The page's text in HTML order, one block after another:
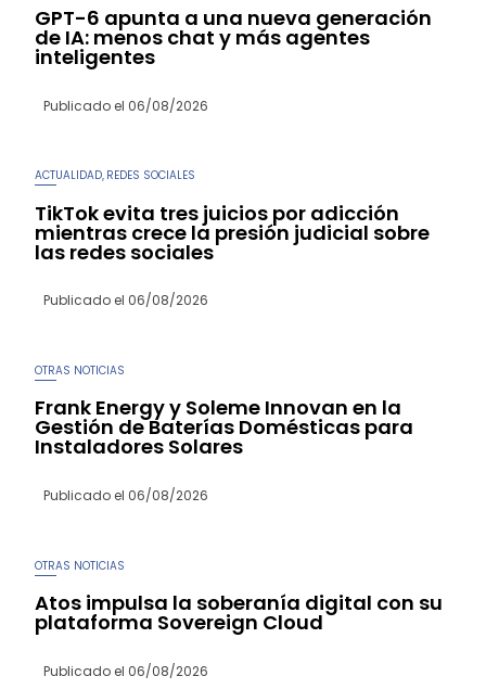
GPT-6 apunta a una nueva generación
de IA: menos chat y más agentes
inteligentes
Publicado el 06/08/2026
ACTUALIDAD, REDES SOCIALES
TikTok evita tres juicios por adicción
mientras crece la presión judicial sobre
las redes sociales
Publicado el 06/08/2026
OTRAS NOTICIAS
Frank Energy y Soleme Innovan en la
Gestión de Baterías Domésticas para
Instaladores Solares
Publicado el 06/08/2026
OTRAS NOTICIAS
Atos impulsa la soberanía digital con su
plataforma Sovereign Cloud
Publicado el 06/08/2026